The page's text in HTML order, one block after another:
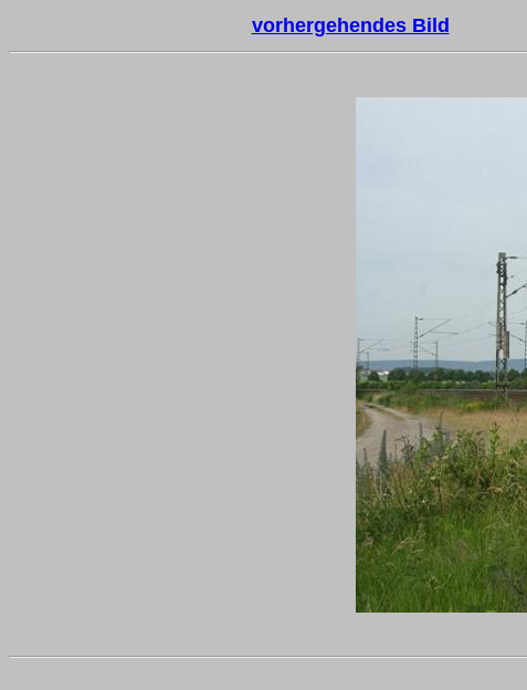
vorhergehendes Bild